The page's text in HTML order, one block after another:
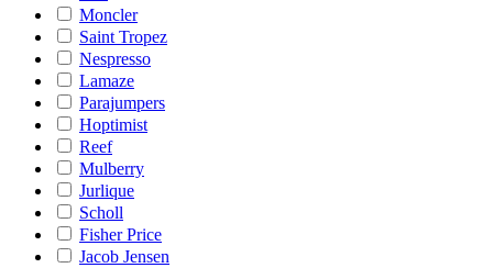
Moncler
Saint Tropez
Nespresso
Lamaze
Parajumpers
Hoptimist
Reef
Mulberry
Jurlique
Scholl
Fisher Price
Jacob Jensen